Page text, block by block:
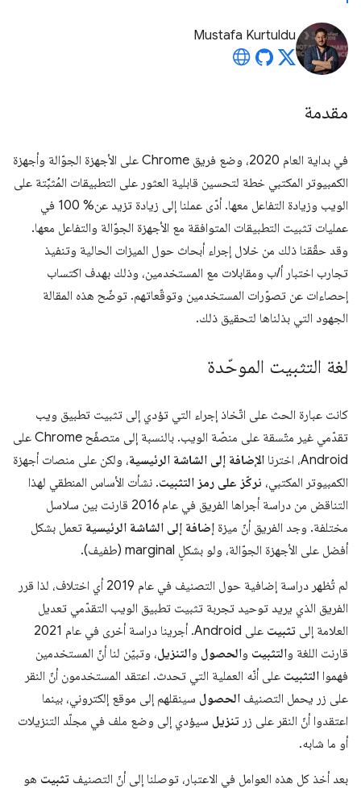
Mustafa Kurtuldu
مقدمة
في بداية العام 2020، وضع فريق Chrome على الأجهزة الجوّالة وأجهزة
الكمبيوتر المكتبي خطة لتحسين قابلية العثور على التطبيقات المُثبَّتة على
الويب وزيادة التفاعل معها. أدّى عملنا إلى زيادة تزيد عن% 100 في
عمليات تثبيت التطبيقات المتوافقة مع الأجهزة الجوّالة والتفاعل معها.
وقد حقّقنا ذلك من خلال إجراء أبحاث حول الميزات الحالية وتنفيذ
تجارب اختبار أ/ب ومقابلات مع المستخدمين، وذلك بهدف اكتساب
إحصاءات عن تصوّرات المستخدمين وتوقّعاتهم. توضّح هذه المقالة
الجهود التي بذلناها لتحقيق ذلك.
لغة التثبيت الموحّدة
كانت عبارة الحث على اتّخاذ إجراء التي تؤدي إلى تثبيت تطبيق ويب
تقدّمي غير متّسقة على منصّة الويب. بالنسبة إلى متصفّح Chrome على
Android، اخترنا
الإضافة إلى الشاشة الرئيسية، ولكن على منصات أجهزة
الكمبيوتر المكتبي، نركّز على رمز التثبيت. نشأت الأساس المنطقي لهذا
التناقض من دراسة أجراها الفريق في عام 2016 قارنت بين سلاسل
مختلفة. وجد الفريق أنّ ميزة إضافة إلى الشاشة الرئيسية تعمل بشكل
أفضل على الأجهزة الجوّالة، ولو بشكلٍ marginal (طفيف).
لم تُظهر دراسة إضافية حول التصنيف في عام 2019 أي اختلاف، لذا قرر
الفريق الذي يريد توحيد تجربة تثبيت تطبيق الويب التقدّمي تعديل
العلامة إلى تثبيت
على Android. أجرينا دراسة أخرى في عام 2021
قارنت اللغة والتثبيت والحصول والتنزيل، وتبيّن لنا أنّ المستخدمين
فهموا التثبيت على أنّه العملية التي تحدث. اعتقد المستخدمون أنّ النقر
على زر يحمل التصنيف الحصول سينقلهم إلى موقع إلكتروني، بينما
اعتقدوا أنّ النقر على زر تنزيل سيؤدي إلى وضع ملف في مجلّد التنزيلات
أو ما شابه.
بعد أخذ كل هذه العوامل في الاعتبار، توصلنا إلى أنّ التصنيف تثبيت هو